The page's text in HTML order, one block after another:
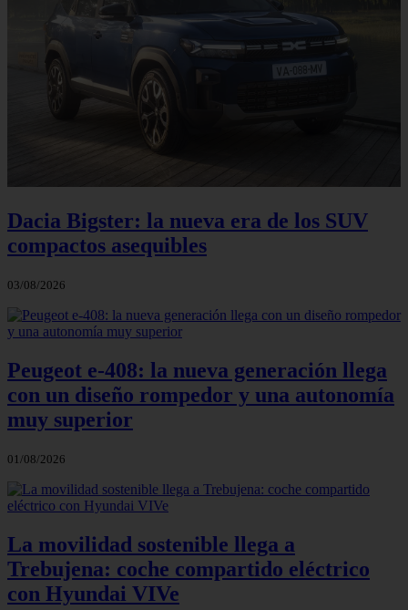
Dacia Bigster: la nueva era de los SUV
compactos asequibles
03/08/2026
Peugeot e-408: la nueva generación llega
con un diseño rompedor y una autonomía
muy superior
01/08/2026
La movilidad sostenible llega a
Trebujena: coche compartido eléctrico
con Hyundai VIVe